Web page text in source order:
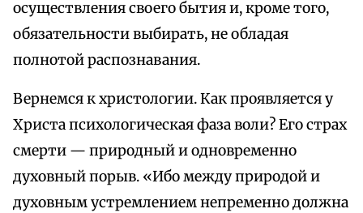
осуществления своего бытия и, кроме того,
обязательности выбирать, не обладая
полнотой распознавания.
Вернемся к христологии. Как проявляется у
Христа психологическая фаза воли? Его страх
смерти — природный и одновременно
духовный порыв. «Ибо между природой и
духовным устремлением непременно должна